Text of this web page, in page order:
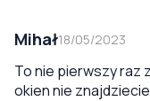
Mihał18/05/2023
To nie pierwszy raz
okien nie